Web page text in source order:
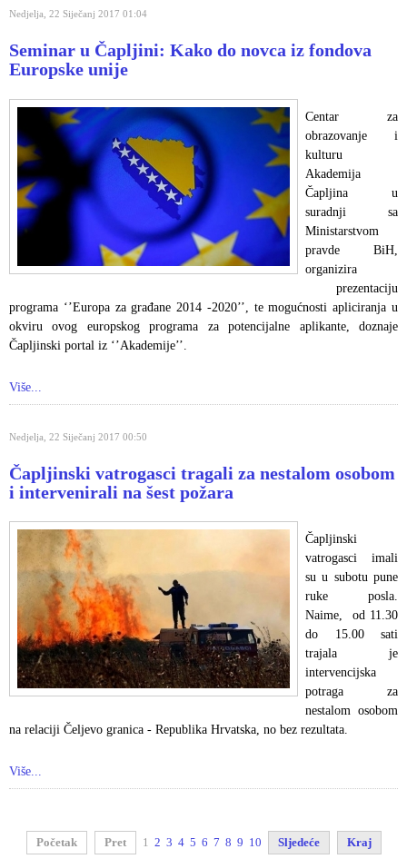
Nedjelja, 22 Siječanj 2017 01:04
Seminar u Čapljini: Kako do novca iz fondova
Europske unije
Centar za
obrazovanje i
kulturu
Akademija
Čapljina u
suradnji sa
Ministarstvom
pravde BiH,
organizira
prezentaciju
programa ‘’Europa za građane 2014 -2020’’, te mogućnosti apliciranja u
okviru ovog europskog programa za potencijalne aplikante, doznaje
Čapljinski portal iz ‘’Akademije’’.
Više...
Nedjelja, 22 Siječanj 2017 00:50
Čapljinski vatrogasci tragali za nestalom osobom
i intervenirali na šest požara
Čapljinski
vatrogasci imali
su u subotu pune
ruke posla.
Naime, od 11.30
do 15.00 sati
trajala je
intervencijska
potraga za
nestalom osobom
na relaciji Čeljevo granica - Republika Hrvatska, no bez rezultata.
Više...
Početak Pret 1 2 3 4 5 6 7 8 9 10 Sljedeće Kraj